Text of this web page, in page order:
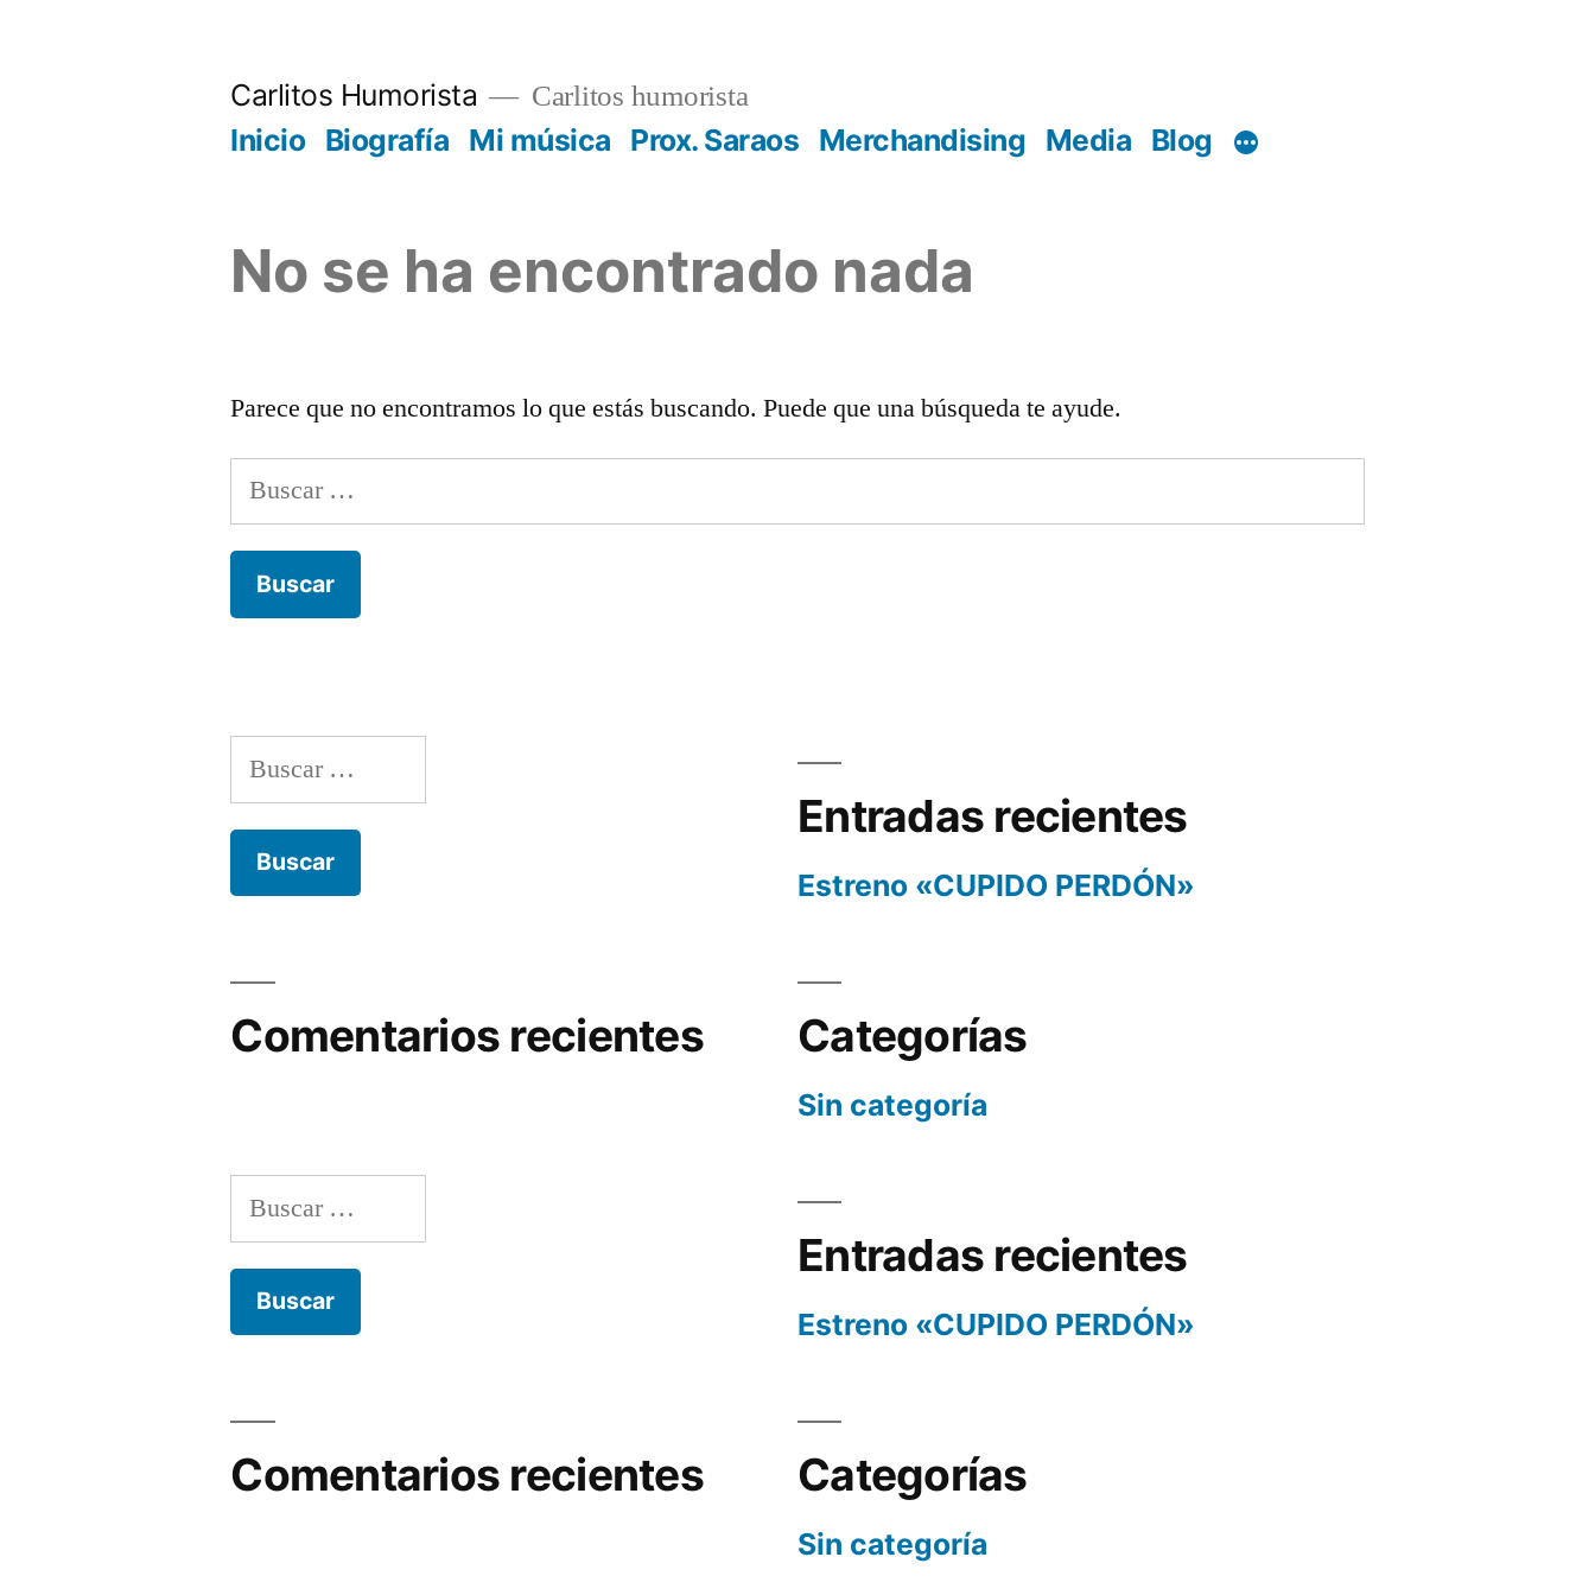
Carlitos Humorista Carlitos humorista
Inicio Biografía Mi música Prox. Saraos Merchandising Media Blog
No se ha encontrado nada
Parece que no encontramos lo que estás buscando. Puede que una búsqueda te ayude.
Buscar:
Buscar:
Entradas recientes
Estreno «CUPIDO PERDÓN»
Comentarios recientes Categorías
Sin categoría
Buscar:
Entradas recientes
Estreno «CUPIDO PERDÓN»
Comentarios recientes Categorías
Sin categoría